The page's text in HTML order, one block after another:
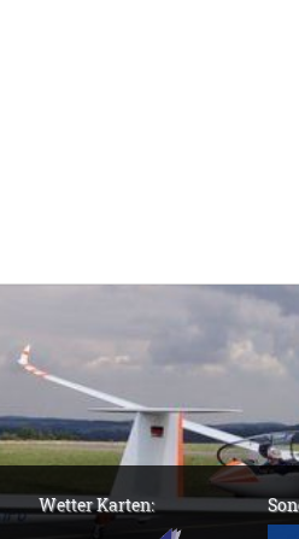
Wetter Karten: